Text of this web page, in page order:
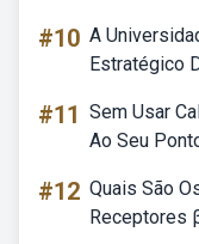
#10 A
Estratégico
#11 Sem Usar
Ao Seu
#12 Quais São
Receptores